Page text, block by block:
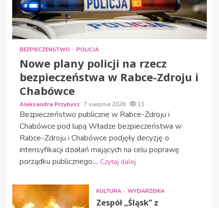
BEZPIECZEŃSTWO POLICJA
Nowe plany policji na rzecz
bezpieczeństwa w Rabce-Zdroju i
Chabówce
Aleksandra Przybysz 7 sierpnia 2026 11
Bezpieczeństwo publiczne w Rabce-Zdroju i
Chabówce pod lupą Władze bezpieczeństwa w
Rabce-Zdroju i Chabówce podjęły decyzję o
intensyfikacji działań mających na celu poprawę
porządku publicznego.... Czytaj dalej
KULTURA WYDARZENIA
Zespół „Śląsk” z